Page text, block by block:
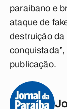
paraibano e
ataque de
destruição da
publicação.